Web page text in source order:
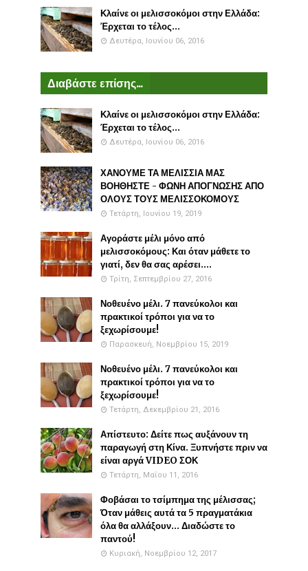
Κλαίνε οι μελισσοκόμοι στην Ελλάδα:
Έρχεται το τέλος...
Δευτέρα, Ιουνίου 06, 2016
Διαβάστε επίσης...
Κλαίνε οι μελισσοκόμοι στην Ελλάδα:
Έρχεται το τέλος...
Δευτέρα, Ιουνίου 06, 2016
ΧΑΝΟΥΜΕ ΤΑ ΜΕΛΙΣΣΙΑ ΜΑΣ
ΒΟΗΘΗΣΤΕ - ΦΩΝΗ ΑΠΟΓΝΩΣΗΣ ΑΠΟ
ΟΛΟΥΣ ΤΟΥΣ ΜΕΛΙΣΣΟΚΟΜΟΥΣ
Τετάρτη, Ιουνίου 19, 2019
Αγοράστε μέλι μόνο από
μελισσοκόμους: Και όταν μάθετε το
γιατί, δεν θα σας αρέσει....
Τρίτη, Σεπτεμβρίου 27, 2016
Νοθευένο μέλι. 7 πανεύκολοι και
πρακτικοί τρόποι για να το
ξεχωρίσουμε!
Παρασκευή, Νοεμβρίου 15, 2019
Νοθευένο μέλι. 7 πανεύκολοι και
πρακτικοί τρόποι για να το
ξεχωρίσουμε!
Τετάρτη, Δεκεμβρίου 21, 2016
Απίστευτο: Δείτε πως αυξάνουν τη
παραγωγή στη Κίνα. Ξυπνήστε πριν να
είναι αργά VIDEO ΣΟΚ
Τετάρτη, Μαΐου 11, 2016
Φοβάσαι το τσίμπημα της μέλισσας;
Όταν μάθεις αυτά τα 5 πραγματάκια
όλα θα αλλάξουν... Διαδώστε το
παντού!
Κυριακή, Νοεμβρίου 12, 2017